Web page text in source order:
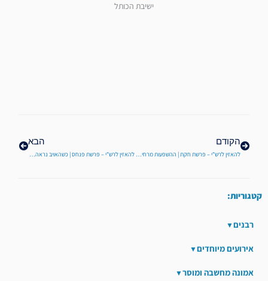
ישיבת הכותל
הקודם
להאזין לרש"י – פרשת חקת | ההשפעות מרחיקות הלכת של חטא מי מריבה
הבא
להאזין לרש"י – פרשת פנחס | כשהאויב נראה כאוהב
קטגוריות:
רבנים
אירועים מיוחדים
אמונה מחשבה ומוסר